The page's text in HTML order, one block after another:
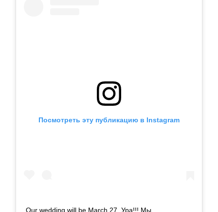
Посмотреть эту публикацию в Instagram
Our wedding will be March 27. Ура!!! Мы